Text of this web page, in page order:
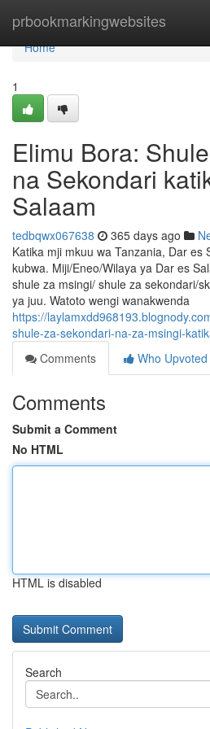
prbookmarkingwebsites
Home
Home
1
Elimu Bora:
na Sekondari
Salaam
tedbqwx067638 365 days ago
Katika mji mkuu wa Tanzania, Dar es
kubwa. Miji/Eneo/Wilaya ya Dar es
shule za msingi/ shule za sekondari/
ya juu. Watoto wengi wanakwenda
https://
shule-za-sekondari-na-za-msingi-
Comments
Who Upvoted
Comments
Submit a Comment
No HTML
HTML is disabled
Search